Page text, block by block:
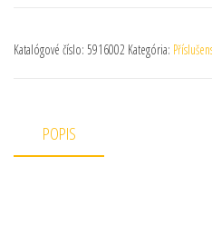
Katalógové číslo: 5916002 Kategória:
POPIS